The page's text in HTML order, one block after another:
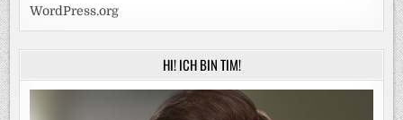
WordPress.org
HI! ICH BIN TIM!